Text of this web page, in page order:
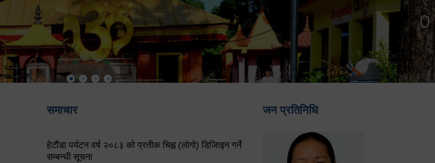
समाचार
हेटौंडा पर्यटन वर्ष २०८३ को प्रतीक चिह्न (लोगो) डिजिाइन गर्ने
सम्बन्धी सूचना
जन प्रतिनिधि